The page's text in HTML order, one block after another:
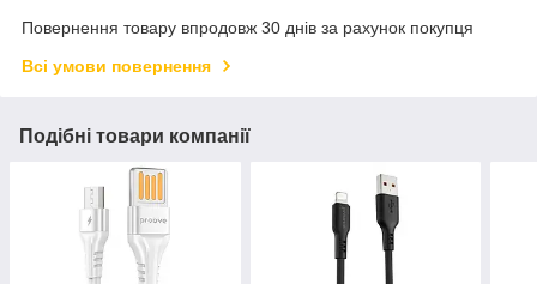
Повернення товару впродовж 30 днів за рахунок покупця
Всі умови повернення
Подібні товари компанії